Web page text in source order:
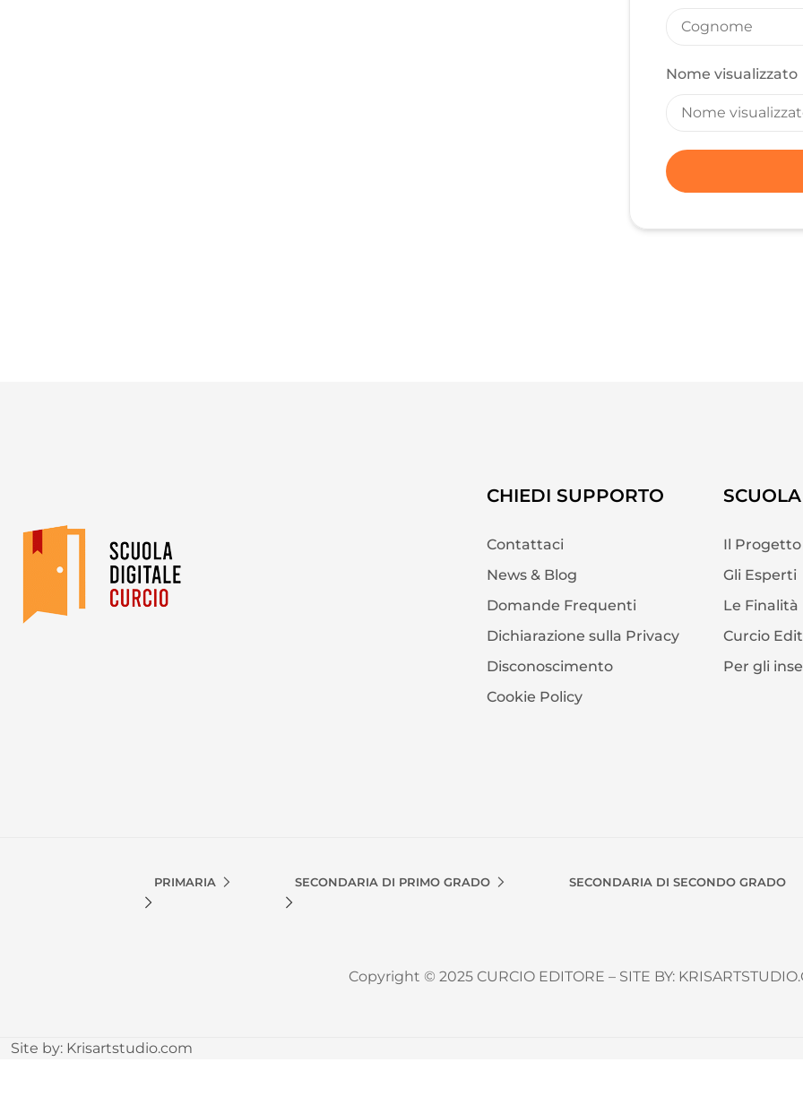
Nome visualizzato
CHIEDI SUPPORTO
Contattaci
News & Blog
Domande Frequenti
Dichiarazione sulla Privacy
Disconoscimento
Cookie Policy
Il Progetto
Gli Esperti
Le Finalità
Curcio
Per gli
PRIMARIA SECONDARIA DI PRIMO GRADO SECONDARIA DI SECONDO GRADO
Copyright © 2025 CURCIO EDITORE – SITE BY:
Site by: Krisartstudio.com